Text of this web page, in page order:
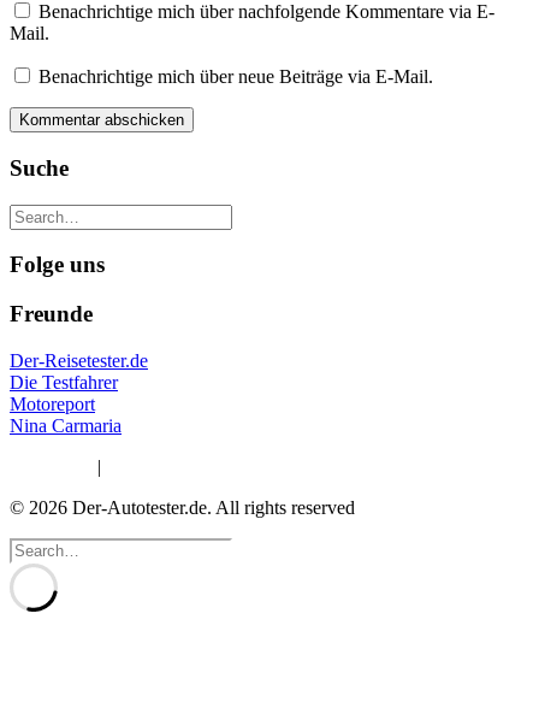
Benachrichtige mich über nachfolgende Kommentare via E-
Mail.
Benachrichtige mich über neue Beiträge via E-Mail.
Suche
Folge uns
Freunde
Der-Reisetester.de
Die Testfahrer
Motoreport
Nina Carmaria
|
© 2026 Der-Autotester.de. All rights reserved